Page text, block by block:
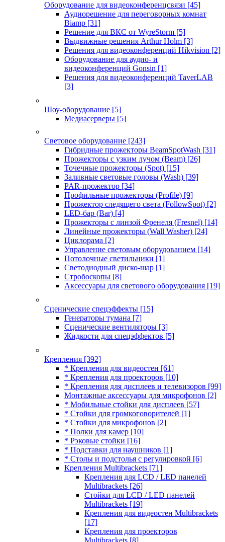
Оборудование для видеоконференцсвязи [45]
Аудиорешение для переговорных комнат
Biamp [31]
Решение для ВКС от WyreStorm [5]
Выдвижные решения Arthur Holm [3]
Решения для видеоконференций Hikvision [2]
Оборудование для аудио- и
видеоконференций Gonsin [1]
Решения для видеоконференций TaverLAB
[3]
Шоу-оборудование [5]
Медиасерверы [5]
Световое оборудование [243]
Гибридные прожекторы BeamSpotWash [31]
Прожекторы с узким лучом (Beam) [26]
Точечные прожекторы (Spot) [15]
Заливные световые головы (Wash) [39]
PAR-прожектор [34]
Профильные прожекторы (Profile) [9]
Прожектор следящего света (FollowSpot) [2]
LED-бар (Bar) [4]
Прожекторы с линзой Френеля (Fresnel) [14]
Линейные прожекторы (Wall Washer) [24]
Циклорама [2]
Управление световым оборудованием [14]
Потолочные светильники [1]
Светодиодный диско-шар [1]
Стробоскопы [8]
Аксессуары для светового оборудования [19]
Сценические спецэффекты [15]
Генераторы тумана [7]
Сценические вентиляторы [3]
Жидкости для спецэффектов [5]
Крепления [392]
* Крепления для видеостен [61]
* Крепления для проекторов [10]
* Крепления для дисплеев и телевизоров [99]
Монтажные аксессуары для микрофонов [2]
* Мобильные стойки для дисплеев [57]
* Стойки для громкоговорителей [1]
* Стойки для микрофонов [2]
* Полки для камер [10]
* Рэковые стойки [16]
* Подставки для наушников [1]
* Столы и подстолья с регулировкой [6]
Крепления Multibrackets [71]
Крепления для LCD / LED панелей
Multibrackets [26]
Стойки для LCD / LED панелей
Multibrackets [19]
Крепления для видеостен Multibrackets
[17]
Крепления для проекторов
Multibrackets [8]